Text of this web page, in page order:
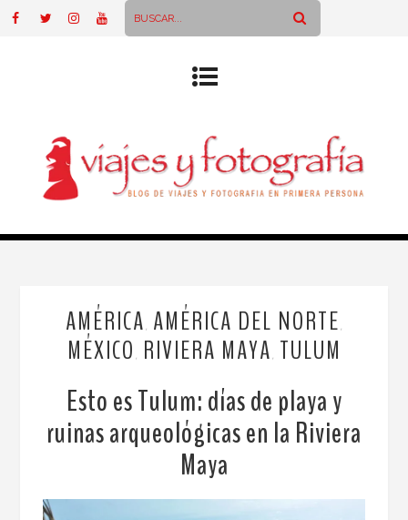
AMÉRICA AMÉRICA DEL NORTE
MÉXICO RIVIERA MAYA TULUM
Esto es Tulum: días de playa y
ruinas arqueológicas en la Riviera
Maya